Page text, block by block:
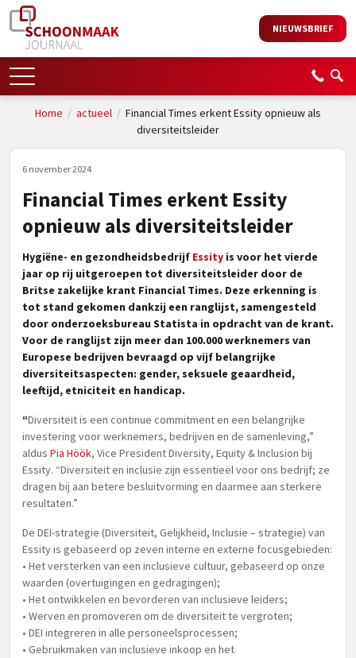
NIEUWSBRIEF
Home / actueel / Financial Times erkent Essity opnieuw als
diversiteitsleider
6 november 2024
Financial Times erkent Essity
opnieuw als diversiteitsleider
Hygiëne- en gezondheidsbedrijf Essity is voor het vierde
jaar op rij uitgeroepen tot diversiteitsleider door de
Britse zakelijke krant Financial Times. Deze erkenning is
tot stand gekomen dankzij een ranglijst, samengesteld
door onderzoeksbureau Statista in opdracht van de krant.
Voor de ranglijst zijn meer dan 100.000 werknemers van
Europese bedrijven bevraagd op vijf belangrijke
diversiteitsaspecten: gender, seksuele geaardheid,
leeftijd, etniciteit en handicap.
“Diversiteit is een continue commitment en een belangrijke
investering voor werknemers, bedrijven en de samenleving,”
aldus Pia Höök, Vice President Diversity, Equity & Inclusion bij
Essity. “Diversiteit en inclusie zijn essentieel voor ons bedrijf; ze
dragen bij aan betere besluitvorming en daarmee aan sterkere
resultaten.”
De DEI-strategie (Diversiteit, Gelijkheid, Inclusie – strategie) van
Essity is gebaseerd op zeven interne en externe focusgebieden:
• Het versterken van een inclusieve cultuur, gebaseerd op onze
waarden (overtuigingen en gedragingen);
• Het ontwikkelen en bevorderen van inclusieve leiders;
• Werven en promoveren om de diversiteit te vergroten;
• DEI integreren in alle personeelsprocessen;
• Gebruikmaken van inclusieve inkoop en het